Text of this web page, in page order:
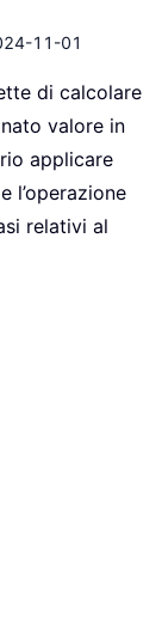
11-01
di calcolare
valore in
applicare
l’operazione
relativi al